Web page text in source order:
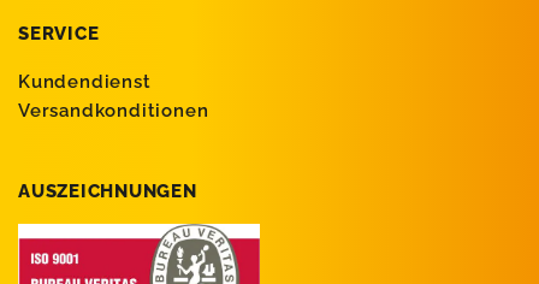
SERVICE
Kundendienst
Versandkonditionen
AUSZEICHNUNGEN